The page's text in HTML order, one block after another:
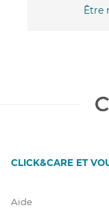
Être
CLICK&CARE ET
Aide